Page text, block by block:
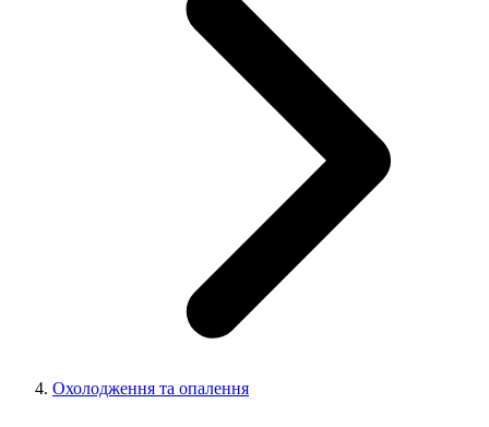
Охолодження та опалення